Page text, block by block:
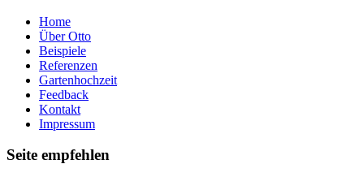
Home
Über Otto
Beispiele
Referenzen
Gartenhochzeit
Feedback
Kontakt
Impressum
Seite empfehlen